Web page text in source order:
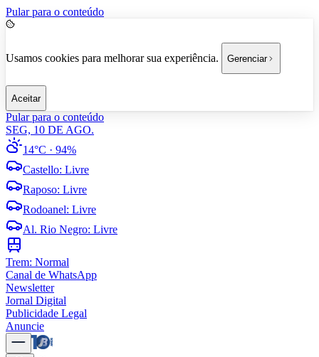
Pular para o conteúdo
Usamos cookies para melhorar sua experiência. Gerenciar
Aceitar
Pular para o conteúdo
SEG, 10 DE AGO.
14°C · 94%
Castello: Livre
Raposo: Livre
Rodoanel: Livre
Al. Rio Negro: Livre
Trem: Normal
Canal de WhatsApp
Newsletter
Jornal Digital
Publicidade Legal
Anuncie